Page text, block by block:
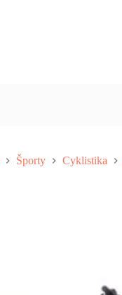
Športy Cyklistika